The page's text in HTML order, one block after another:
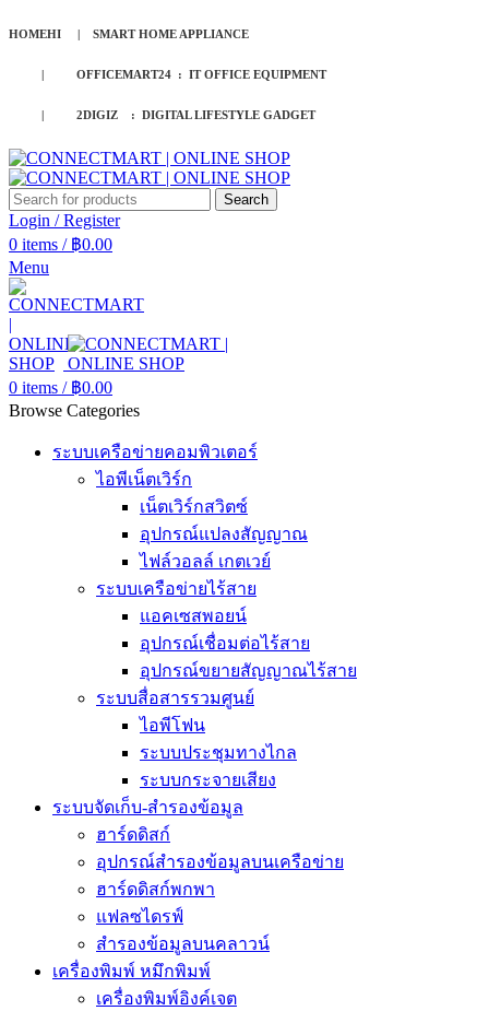
HOMEHI | SMART HOME APPLIANCE
| OFFICEMART24 : IT OFFICE EQUIPMENT
| 2DIGIZ : DIGITAL LIFESTYLE GADGET
Search
Login / Register
0 items / ฿0.00
Menu
0 items / ฿0.00
Browse Categories
ระบบเครือข่ายคอมพิวเตอร์
ไอพีเน็ตเวิร์ก
เน็ตเวิร์กสวิตซ์
อุปกรณ์แปลงสัญญาณ
ไฟล์วอลล์ เกตเวย์
ระบบเครือข่ายไร้สาย
แอคเซสพอยน์
อุปกรณ์เชื่อมต่อไร้สาย
อุปกรณ์ขยายสัญญาณไร้สาย
ระบบสื่อสารรวมศูนย์
ไอพีโฟน
ระบบประชุมทางไกล
ระบบกระจายเสียง
ระบบจัดเก็บ-สำรองข้อมูล
ฮาร์ดดิสก์
อุปกรณ์สำรองข้อมูลบนเครือข่าย
ฮาร์ดดิสก์พกพา
แฟลซไดรฟ์
สำรองข้อมูลบนคลาวน์
เครื่องพิมพ์ หมึกพิมพ์
เครื่องพิมพ์อิงค์เจต